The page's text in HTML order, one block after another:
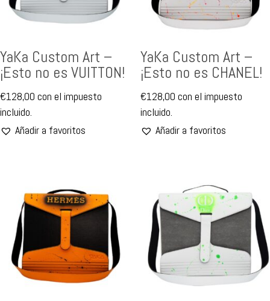
YaKa Custom Art –
¡Esto no es VUITTON!
€128,00 con el impuesto
incluido.
Añadir a favoritos
YaKa Custom Art –
¡Esto no es CHANEL!
€128,00 con el impuesto
incluido.
Añadir a favoritos